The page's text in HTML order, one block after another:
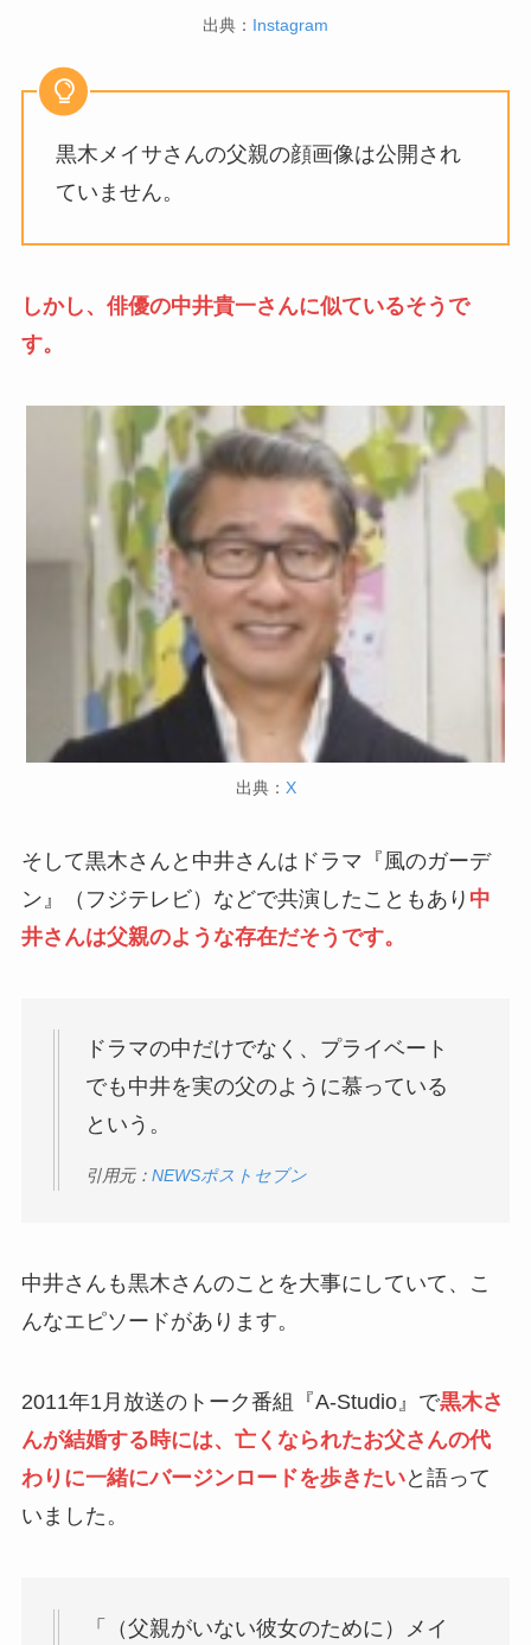
出典： Instagram
黒木メイサさんの父親の顔画像は公開され
ていません。
しかし、俳優の中井貴一さんに似ているそうで
す。
出典： X
そして黒木さんと中井さんはドラマ『風のガーデ
ン』（フジテレビ）などで共演したこともあり 中
井さんは父親のような存在だそうです。
ドラマの中だけでなく、プライベート
でも中井を実の父のように慕っている
という。
引用元： NEWSポストセブン
中井さんも黒木さんのことを大事にしていて、こ
んなエピソードがあります。
2011年1月放送のトーク番組『A-Studio』で黒木さ
んが結婚する時には、亡くなられたお父さんの代
わりに一緒にバージンロードを歩きたいと語って
いました。
「（父親がいない彼女のために）メイ